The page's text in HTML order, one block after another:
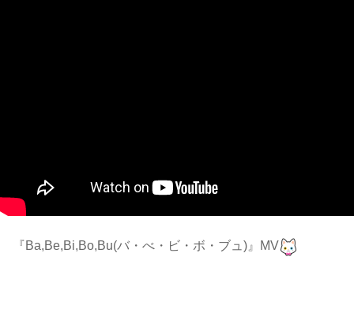
『Ba,Be,Bi,Bo,Bu(バ・べ・ビ・ボ・ブュ)』MV